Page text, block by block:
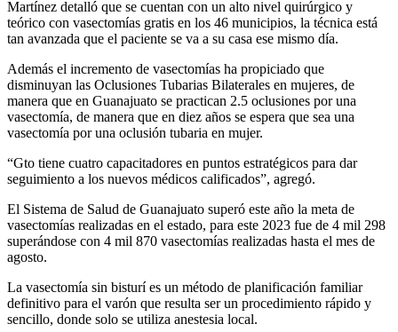
Martínez detalló que se cuentan con un alto nivel quirúrgico y
teórico con vasectomías gratis en los 46 municipios, la técnica está
tan avanzada que el paciente se va a su casa ese mismo día.
Además el incremento de vasectomías ha propiciado que
disminuyan las Oclusiones Tubarias Bilaterales en mujeres, de
manera que en Guanajuato se practican 2.5 oclusiones por una
vasectomía, de manera que en diez años se espera que sea una
vasectomía por una oclusión tubaria en mujer.
“Gto tiene cuatro capacitadores en puntos estratégicos para dar
seguimiento a los nuevos médicos calificados”, agregó.
El Sistema de Salud de Guanajuato superó este año la meta de
vasectomías realizadas en el estado, para este 2023 fue de 4 mil 298
superándose con 4 mil 870 vasectomías realizadas hasta el mes de
agosto.
La vasectomía sin bisturí es un método de planificación familiar
definitivo para el varón que resulta ser un procedimiento rápido y
sencillo, donde solo se utiliza anestesia local.